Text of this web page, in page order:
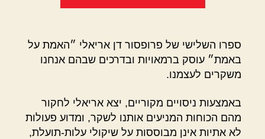
ספרו השלישי של פרופסור דן אריאלי ״האמת על
באמת״ עוסק ברמאויות ובדרכים שבהם אנחנו
משקרים לעצמנו.
באמצעות ניסויים מקוריים, יצא אריאלי לחקור
מהם הכוחות המניעים אותנו לשקר, ומדוע פעולות
לא אתיות אינן מבוססות על שיקולי עלות-תועלת,